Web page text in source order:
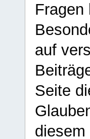
Fragen
auf
Seite